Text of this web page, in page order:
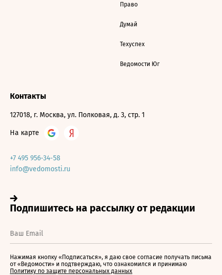
Право
Думай
Техуспех
Ведомости Юг
Контакты
127018, г. Москва, ул. Полковая, д. 3, стр. 1
На карте
+7 495 956-34-58
info@vedomosti.ru
Нажимая кнопку «Подписаться», я даю свое согласие получать письма
от «Ведомости» и подтверждаю, что ознакомился и принимаю
Политику по защите персональных данных